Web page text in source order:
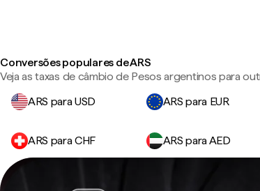
Conversões populares de ARS
Veja as taxas de câmbio de Pesos argentinos para
ARS para USD
ARS para EUR
ARS para CHF ARS para AED